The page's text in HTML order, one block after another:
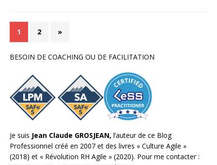
1 2 »
BESOIN DE COACHING OU DE FACILITATION
Je suis Jean Claude GROSJEAN, l’auteur de ce Blog
Professionnel créé en 2007 et des livres « Culture Agile »
(2018) et « Révolution RH Agile » (2020). Pour me contacter :